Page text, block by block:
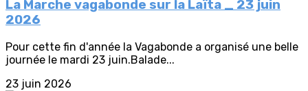
La Marche vagabonde sur la Laïta _ 23 juin
2026
Pour cette fin d'année la Vagabonde a organisé une belle
journée le mardi 23 juin.Balade...
23 juin 2026